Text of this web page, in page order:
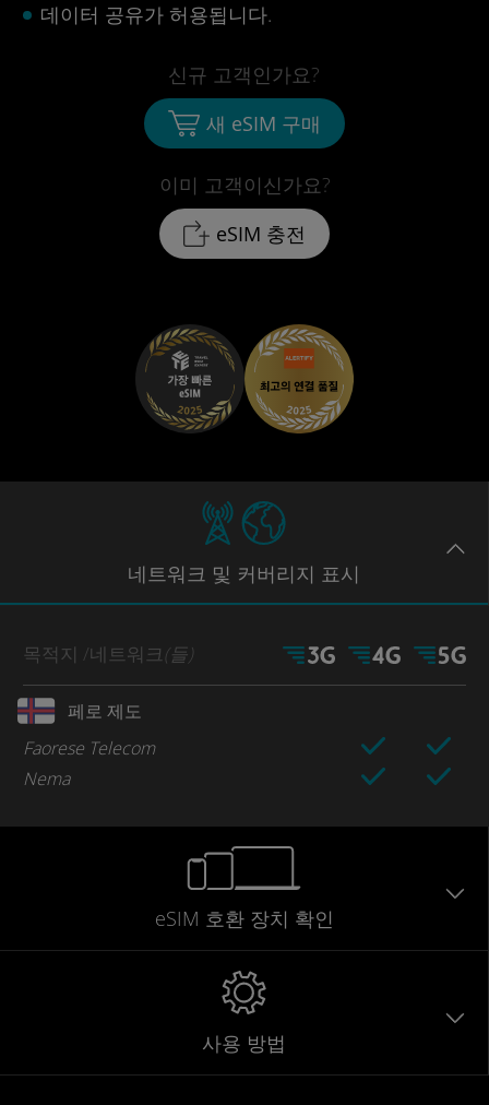
데이터 공유가 허용됩니다.
이미 고객이신가요?
eSIM 충전
신규 고객인가요?
새 eSIM 구매
네트워크 및 커버리지 표시
목적지 /네트워크(들)
페로 제도
Faorese Telecom
Nema
eSIM 호환 장치 확인
사용 방법